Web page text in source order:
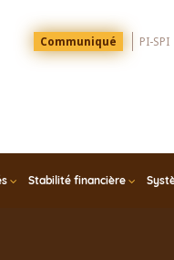
Menu
Top
Communiqué PI-SPI
Stabilité financière